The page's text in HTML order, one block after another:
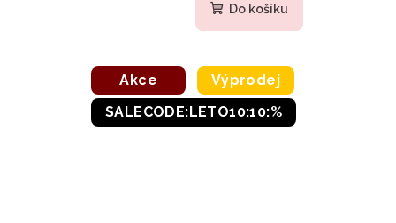
Do košíku
Akce
Výprodej
SALECODE:LETO10:10:%